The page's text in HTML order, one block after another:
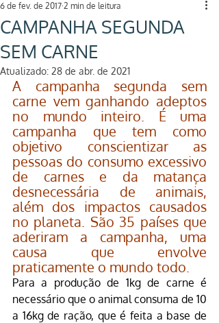
CAMPANHA SEGUNDA
SEM CARNE
6 de fev. de 2017 2 min de leitura
Atualizado: 28 de abr. de 2021
A campanha segunda sem
carne vem ganhando adeptos
no mundo inteiro. É uma
campanha que tem como
objetivo conscientizar as
pessoas do consumo excessivo
de carnes e da matança
desnecessária de animais,
além dos impactos causados
no planeta. São 35 países que
aderiram a campanha, uma
causa que envolve
praticamente o mundo todo.
Para a produção de 1kg de carne é
necessário que o animal consuma de 10
a 16kg de ração, que é feita a base de